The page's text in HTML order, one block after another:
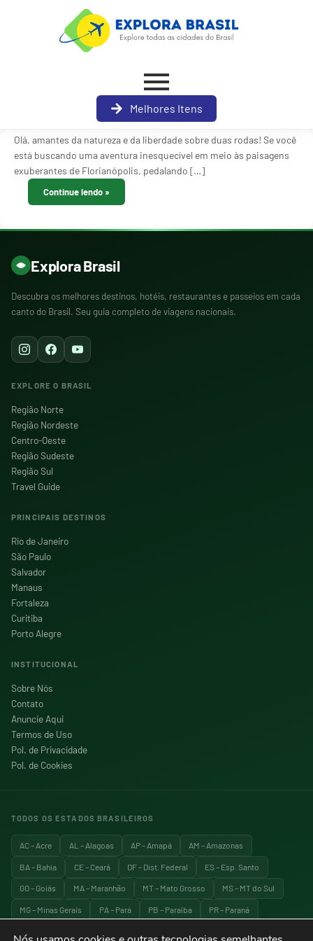
Melhores Itens
Olá, amantes da natureza e da liberdade sobre duas rodas! Se você
está buscando uma aventura inesquecível em meio às paisagens
exuberantes de Florianópolis, pedalando […]
Continue lendo
Explora Brasil
Descubra os melhores destinos, hotéis, restaurantes e passeios em cada
canto do Brasil. Seu guia completo de viagens nacionais.
EXPLORE O BRASIL
Região Norte
Região Nordeste
Centro-Oeste
Região Sudeste
Região Sul
Travel Guide
PRINCIPAIS DESTINOS
Rio de Janeiro
São Paulo
Salvador
Manaus
Fortaleza
Curitiba
Porto Alegre
INSTITUCIONAL
Sobre Nós
Contato
Anuncie Aqui
Termos de Uso
Pol. de Privacidade
Pol. de Cookies
TODOS OS ESTADOS BRASILEIROS
AC – Acre AL – Alagoas AP – Amapá AM – Amazonas
BA – Bahia CE – Ceará DF – Dist. Federal ES – Esp. Santo
GO – Goiás MA – Maranhão MT – Mato Grosso MS – MT do Sul
MG – Minas Gerais PA – Pará PB – Paraíba PR – Paraná